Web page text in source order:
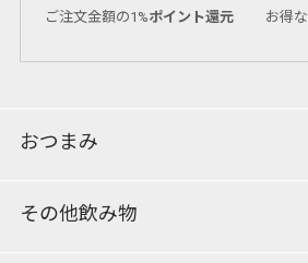
ご注文金額の1%ポイント還元 お得な
おつまみ
その他飲み物